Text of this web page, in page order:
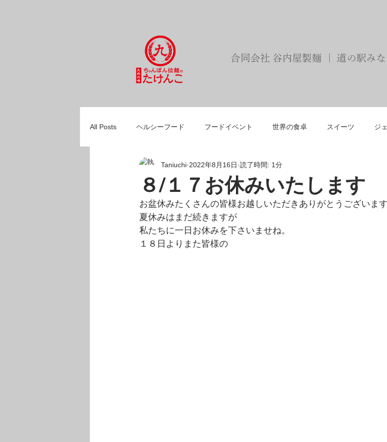
合同会社 谷内屋製麺 ｜ 道の駅み
All Posts ヘルシーフード フードイベント 世界の食卓 スイーツ ジ
スープ ひとりごと お知らせ
８/１７お休みいたします
Taniuchi 2022年8月16日 読了時間: 1分
お盆休みたくさんの皆様お越しいただきありがとうございます
夏休みはまだ続きますが
私たちに一日お休みを下さいませね。
１８日よりまた皆様の